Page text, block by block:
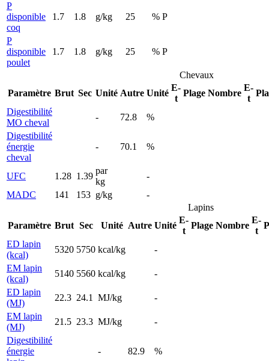
P
disponible
coq
1.7 1.8 g/kg 25 % P
P
disponible
poulet
1.7 1.8 g/kg 25 % P
Chevaux
Paramètre Brut Sec Unité Autre Unité
E-
t
Plage Nombre
E-
t
Digestibilité
MO cheval
- 72.8
%
Digestibilité
énergie
cheval
- 70.1 %
UFC 1.28 1.39
par
kg
-
MADC
141 153 g/kg
-
Lapins
Paramètre Brut Sec Unité Autre Unité
E-
t
Plage Nombre
E-
t
ED lapin
(kcal)
5320 5750 kcal/kg
-
EM lapin
(kcal)
5140 5560 kcal/kg
-
ED lapin
(MJ)
22.3 24.1 MJ/kg
-
EM lapin
(MJ)
21.5 23.3 MJ/kg
-
Digestibilité
énergie
- 82.9 %